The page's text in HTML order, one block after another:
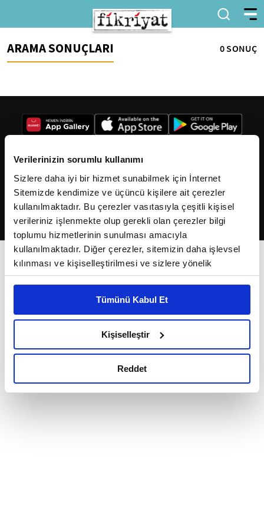
Verilerinizin sorumlu kullanımı
Sizlere daha iyi bir hizmet sunabilmek için İnternet
Sitemizde kendimize ve üçüncü kişilere ait çerezler
kullanılmaktadır. Bu çerezler vasıtasıyla çeşitli kişisel
verileriniz işlenmekte olup gerekli olan çerezler bilgi
toplumu hizmetlerinin sunulması amacıyla
kullanılmaktadır. Diğer çerezler, sitemizin daha işlevsel
kılınması ve kişiselleştirilmesi ve sizlere yönelik
reklam/pazarlama faaliyetlerinin yapılması, amaçlarıyla
Çerezlere ilişkin tercihlerinizi çerez paneli vasıtasıyla
belirleyebilirsiniz. Çerezlere ilişkin detaylı bilgi için
Ayarlar butonuna tıklayabilir,Çerez Bilgilendirme
Metnimizi ziyaret edebilirsiniz.
okumak ve sitemizi ziyaretiniz kapsamında
Tümünü Kabul Et
Kişiselleştir
Reddet
ARAMA SONUÇLARI 0 SONUÇ
2026Fikriyat. Tüm hakları saklıdır.